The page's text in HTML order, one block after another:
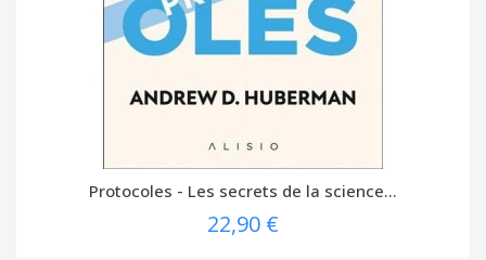
Protocoles - Les secrets de la science...
22,90 €